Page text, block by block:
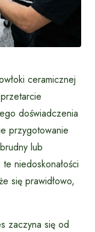
ceramicznej
doświadczenia
przygotowanie
lub
niedoskonałości
się prawidłowo,
zaczyna się od